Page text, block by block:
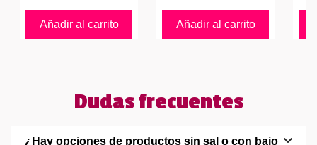
Añadir al carrito Añadir al carrito
Dudas frecuentes
¿Hay opciones de productos sin sal o con bajo